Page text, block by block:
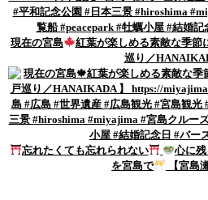
現在の宮島 紅葉が楽しめる素敵な季節
巡り／
忘れたくても忘れられない
心に
を宮島で
【宮島